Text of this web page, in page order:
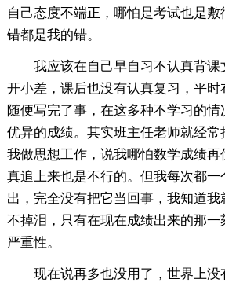
自己态度不端正，哪怕是考试也是
错都是我的错。
我应该在自己早自习不认真背
开小差，课后也没有认真复习，平时
随便写完了事，在这多种不学习的
优异的成绩。其实班主任老师就经常
我做思想工作，说我哪怕数学成绩再
真追上来也是不行的。但我每次都
出，完全没有把它当回事，我知道
不掉泪，只有在现在成绩出来的那一
严重性。
现在说再多也没用了，世界上